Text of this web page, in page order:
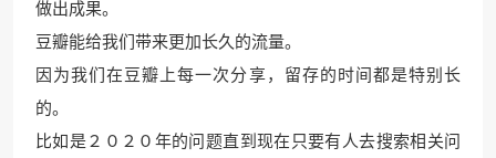
做出成果。
豆瓣能给我们带来更加长久的流量。
因为我们在豆瓣上每一次分享，留存的时间都是特别长
的。
比如是２０２０年的问题直到现在只要有人去搜索相关问